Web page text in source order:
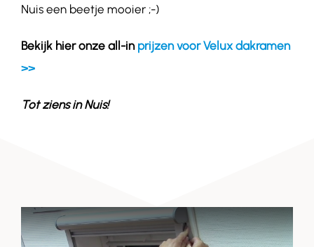
Nuis een beetje mooier ;-)
Bekijk hier onze all-in prijzen voor Velux dakramen
>>
Tot ziens inNuis!